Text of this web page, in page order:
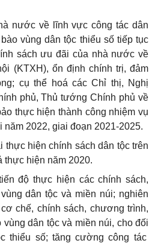
nước về lĩnh vực công tác dân
vùng dân tộc thiểu số tiếp tục
sách ưu đãi của nhà nước về
(KTXH), ổn định chính trị, đảm
cụ thể hoá các Chỉ thị, Nghị
phủ,Thủ tướng Chính phủ về
thực hiện thành công nhiệm vụ
năm 2022, giai đoạn 2021-2025.
thực hiện chính sách dân tộc trên
thực hiện năm 2020.
độ thực hiện các chính sách,
dân tộc và miền núi; nghiên
chế, chính sách, chương trình,
dân tộc và miền núi, cho đối
thiểu số; tăng cường công tác